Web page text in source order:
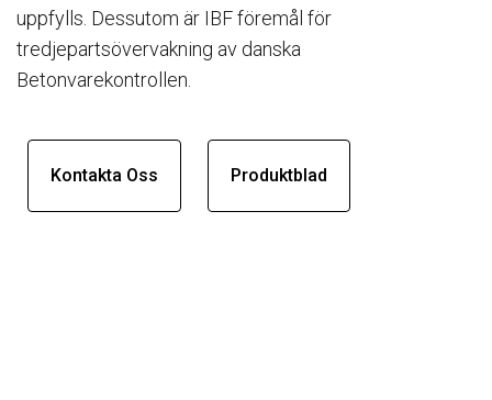
uppfylls. Dessutom är IBF föremål för
tredjepartsövervakning av danska
Betonvarekontrollen.
Kontakta Oss Produktblad